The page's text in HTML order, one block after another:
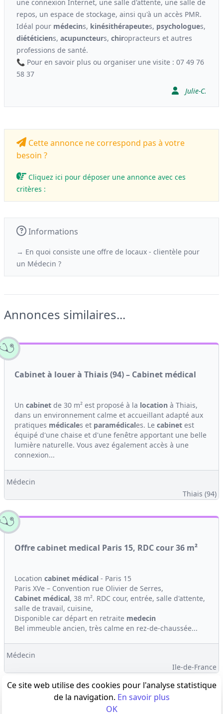
une connexion Internet, une salle d'attente, une salle de
repos, un espace de stockage, ainsi qu'à un accès PMR.
Idéal pour médecins, kinésithérapeutes, psychologues,
diététiciens, acupuncteurs, chiropracteurs et autres
professions de santé.
📞 Pour en savoir plus ou organiser une visite : 07 49 76
58 37
Julie-C.
Cette annonce ne correspond pas à votre
besoin ?
Cliquez ici pour déposer une annonce avec ces
critères :
Informations
→ En quoi consiste une offre de locaux - clientèle pour
un Médecin ?
Annonces similaires...
Cabinet à louer à Thiais (94) – Cabinet médical
Un cabinet de 30 m² est proposé à la location à Thiais,
dans un environnement calme et accueillant adapté aux
pratiques médicales et paramédicales. Le cabinet est
équipé d'une chaise et d'une fenêtre apportant une belle
lumière naturelle. Vous avez également accès à une
connexion...
Médecin
Thiais (94)
Offre cabinet medical Paris 15, RDC cour 36 m²
Location cabinet médical - Paris 15
Paris XVe – Convention rue Olivier de Serres,
Cabinet médical, 38 m². RDC cour, entrée, salle d'attente,
salle de travail, cuisine,
Disponible car départ en retraite medecin
Bel immeuble ancien, très calme en rez-de-chaussée...
Médecin
Ile-de-France
Ce site web utilise des cookies pour l'analyse statistique
de la navigation. En savoir plus
OK